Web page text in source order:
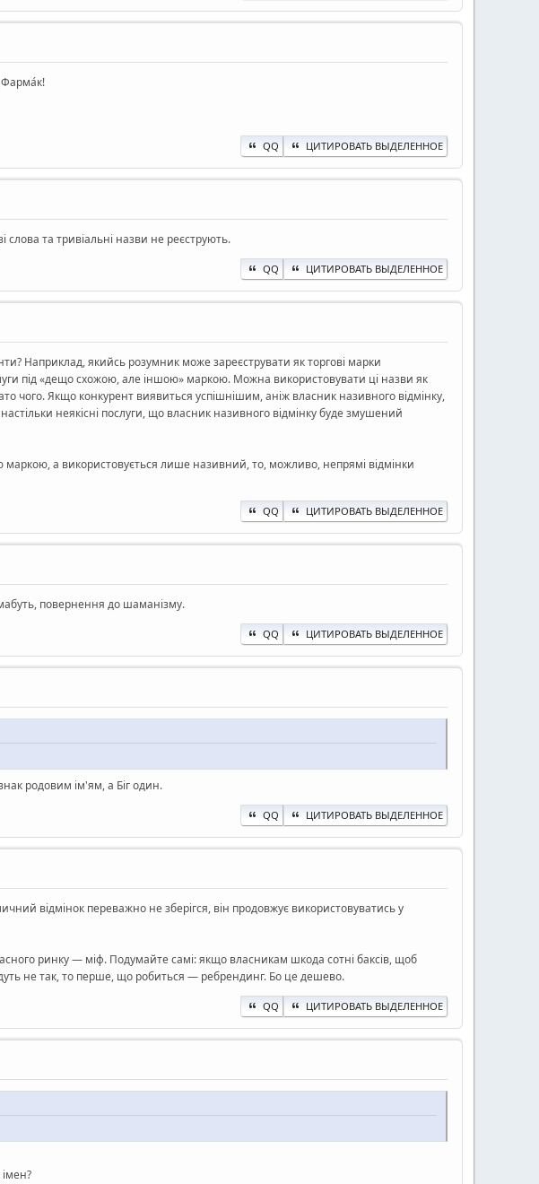
Фарма́к!
QQ ЦИТИРОВАТЬ ВЫДЕЛЕННОЕ
та тривіальні назви не реєструють.
QQ ЦИТИРОВАТЬ ВЫДЕЛЕННОЕ
Наприклад, якийсь розумник може зареєструвати як торгові марки
під «дещо схожою, але іншою» маркою. Можна використовувати ці назви як
чого. Якщо конкурент виявиться успішнішим, аніж власник називного відмінку,
неякісні послуги, що власник називного відмінку буде змушений
а використовується лише називний, то, можливо, непрямі відмінки
QQ ЦИТИРОВАТЬ ВЫДЕЛЕННОЕ
повернення до шаманізму.
QQ ЦИТИРОВАТЬ ВЫДЕЛЕННОЕ
родовим ім'ям, а Біг один.
QQ ЦИТИРОВАТЬ ВЫДЕЛЕННОЕ
відмінок переважно не зберігся, він продовжує використовуватись у
ринку — міф. Подумайте самі: якщо власникам шкода сотні баксів, щоб
не так, то перше, що робиться — ребрендинг. Бо це дешево.
QQ ЦИТИРОВАТЬ ВЫДЕЛЕННОЕ